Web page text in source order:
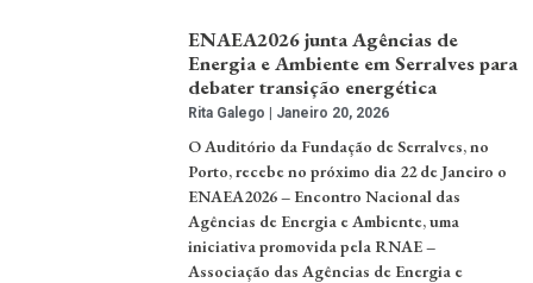
ENAEA2026 junta Agências de
Energia e Ambiente em Serralves para
debater transição energética
Rita Galego Janeiro 20, 2026
O Auditório da Fundação de Serralves, no
Porto, recebe no próximo dia 22 de Janeiro o
ENAEA2026 – Encontro Nacional das
Agências de Energia e Ambiente, uma
iniciativa promovida pela RNAE –
Associação das Agências de Energia e